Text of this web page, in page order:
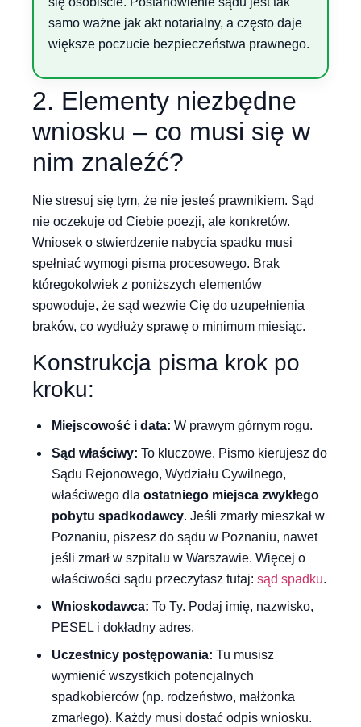
samo ważne jak akt notarialny, a często daje
większe poczucie bezpieczeństwa prawnego.
2. Elementy niezbędne
wniosku – co musi się w
nim znaleźć?
Nie stresuj się tym, że nie jesteś prawnikiem. Sąd
nie oczekuje od Ciebie poezji, ale konkretów.
Wniosek o stwierdzenie nabycia spadku musi
spełniać wymogi pisma procesowego. Brak
któregokolwiek z poniższych elementów
spowoduje, że sąd wezwie Cię do uzupełnienia
braków, co wydłuży sprawę o minimum miesiąc.
Konstrukcja pisma krok po
kroku:
Miejscowość i data: W prawym górnym rogu.
Sąd właściwy: To kluczowe. Pismo kierujesz do
Sądu Rejonowego, Wydziału Cywilnego,
właściwego dla ostatniego miejsca zwykłego
pobytu spadkodawcy. Jeśli zmarły mieszkał w
Poznaniu, piszesz do sądu w Poznaniu, nawet
jeśli zmarł w szpitalu w Warszawie. Więcej o
właściwości sądu przeczytasz tutaj: sąd spadku.
Wnioskodawca: To Ty. Podaj imię, nazwisko,
PESEL i dokładny adres.
Uczestnicy postępowania: Tu musisz
wymienić wszystkich potencjalnych
spadkobierców (np. rodzeństwo, małżonka
zmarłego). Każdy musi dostać odpis wniosku.